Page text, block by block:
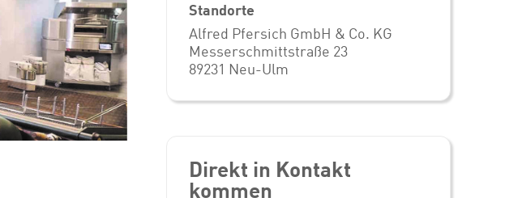
Standorte
Alfred Pfersich GmbH & Co. KG
Messerschmittstraße 23
89231 Neu-Ulm
Direkt in Kontakt
kommen